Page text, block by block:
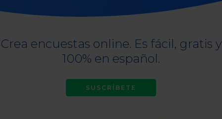
Crea encuestas online. Es fácil, gratis y
100% en español.
SUSCRÍBETE